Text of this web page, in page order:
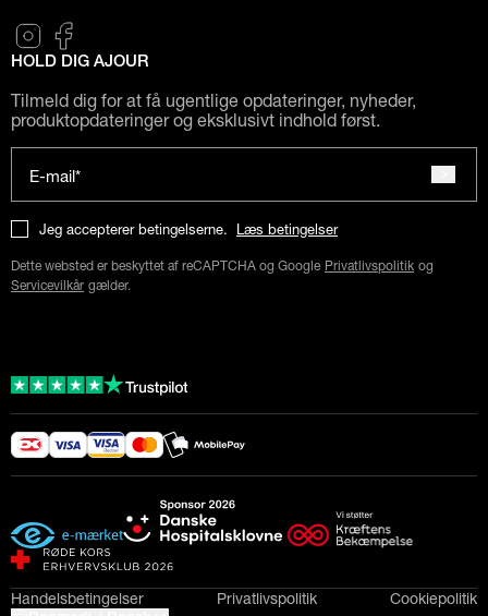
HOLD DIG AJOUR
Tilmeld dig for at få ugentlige opdateringer, nyheder,
produktopdateringer og eksklusivt indhold først.
E-mail*
Jeg accepterer betingelserne. Læs betingelser
Dette websted er beskyttet af reCAPTCHA og Google Privatlivspolitik og
Servicevilkår gælder.
Handelsbetingelser Privatlivspolitik Cookiepolitik